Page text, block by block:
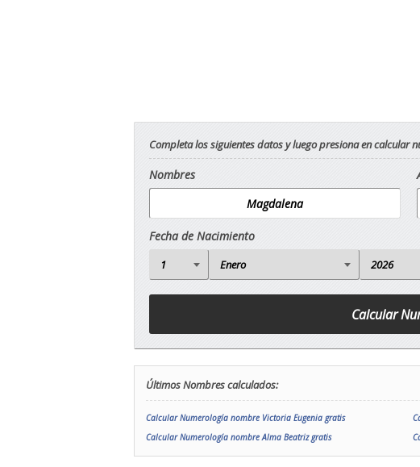
Completa los siguientes datos y luego presiona en calcular
Nombres
Fecha de Nacimiento
Últimos Nombres calculados:
Calcular Numerología nombre Victoria Eugenia gratis
Calcular Numerología nombre Alma Beatriz gratis